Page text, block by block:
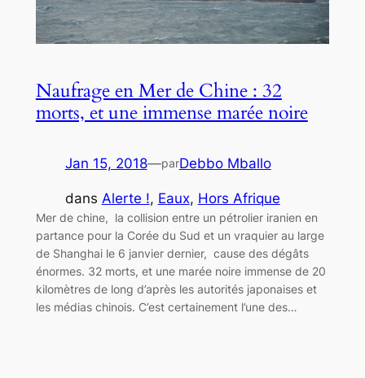
Naufrage en Mer de Chine : 32
morts, et une immense marée noire
Jan 15, 2018—parDebbo Mballo
dans Alerte !, Eaux, Hors Afrique
Mer de chine, la collision entre un pétrolier iranien en
partance pour la Corée du Sud et un vraquier au large
de Shanghai le 6 janvier dernier, cause des dégâts
énormes. 32 morts, et une marée noire immense de 20
kilomètres de long d’après les autorités japonaises et
les médias chinois. C’est certainement l’une des…